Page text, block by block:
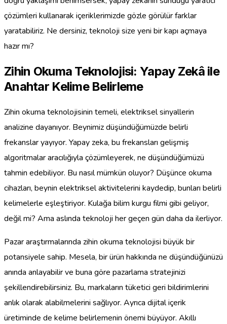
çözümleri kullanarak içeriklerimizde gözle görülür farklar
yaratabiliriz. Ne dersiniz, teknoloji size yeni bir kapı açmaya
hazır mı?
Zihin Okuma Teknolojisi: Yapay Zekâ ile
Anahtar Kelime Belirleme
Zihin okuma teknolojisinin temeli, elektriksel sinyallerin
analizine dayanıyor. Beynimiz düşündüğümüzde belirli
frekanslar yayıyor. Yapay zeka, bu frekansları gelişmiş
algoritmalar aracılığıyla çözümleyerek, ne düşündüğümüzü
tahmin edebiliyor. Bu nasıl mümkün oluyor? Düşünce okuma
cihazları, beynin elektriksel aktivitelerini kaydedip, bunları belirli
kelimelerle eşleştiriyor. Kulağa bilim kurgu filmi gibi geliyor,
değil mi? Ama aslında teknoloji her geçen gün daha da ilerliyor.
Pazar araştırmalarında zihin okuma teknolojisi büyük bir
potansiyele sahip. Mesela, bir ürün hakkında ne düşündüğünüzü
anında anlayabilir ve buna göre pazarlama stratejinizi
şekillendirebilirsiniz. Bu, markaların tüketici geri bildirimlerini
anlık olarak alabilmelerini sağlıyor. Ayrıca dijital içerik
üretiminde de kelime belirlemenin önemi büyüyor. Akıllı